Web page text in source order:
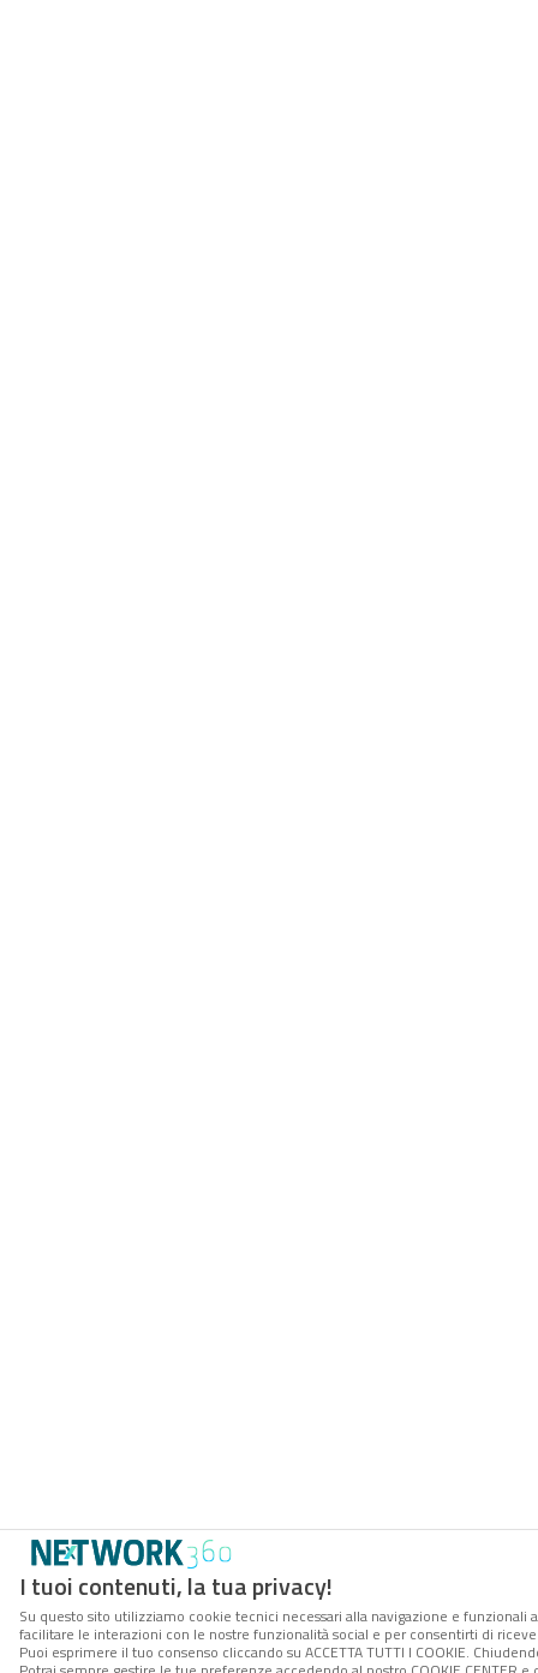
I tuoi contenuti, la tua privacy!
Su questo sito utilizziamo cookie tecnici necessari alla navigazione e
facilitare le interazioni con le nostre funzionalità social e per consentirti di
Puoi esprimere il tuo consenso cliccando su ACCETTA TUTTI I COOKIE.